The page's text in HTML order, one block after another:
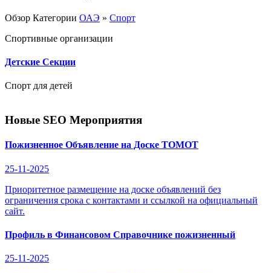
Обзор Категории ОАЭ » Спорт
Спортивные организации
Детские Секции
Спорт для детей
Новые SEO Мероприятия
Пожизненное Объявление на Доске ТОМОТ
25-11-2025
Приоритетное размещение на доске объявлений без
ограничения срока с контактами и ссылкой на официальный
сайт.
Профиль в Финансовом Справочнике пожизненный
25-11-2025